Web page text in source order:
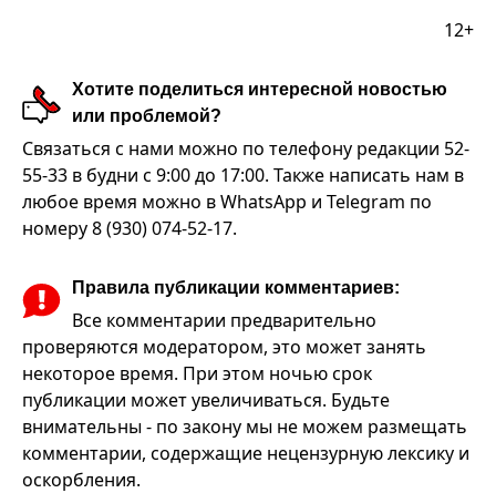
12+
Хотите поделиться интересной новостью
или проблемой?
Связаться с нами можно по телефону редакции 52-
55-33 в будни с 9:00 до 17:00. Также написать нам в
любое время можно в WhatsApp и Telegram по
номеру 8 (930) 074-52-17.
Правила публикации комментариев:
Все комментарии предварительно
проверяются модератором, это может занять
некоторое время. При этом ночью срок
публикации может увеличиваться. Будьте
внимательны - по закону мы не можем размещать
комментарии, содержащие нецензурную лексику и
оскорбления.